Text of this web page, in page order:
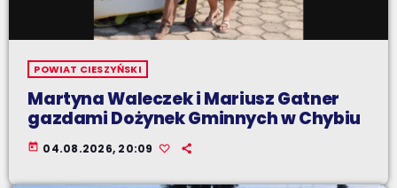
POWIAT CIESZYŃSKI
Martyna Waleczek i Mariusz Gatner
gazdami Dożynek Gminnych w Chybiu
today 04.08.2026, 20:09